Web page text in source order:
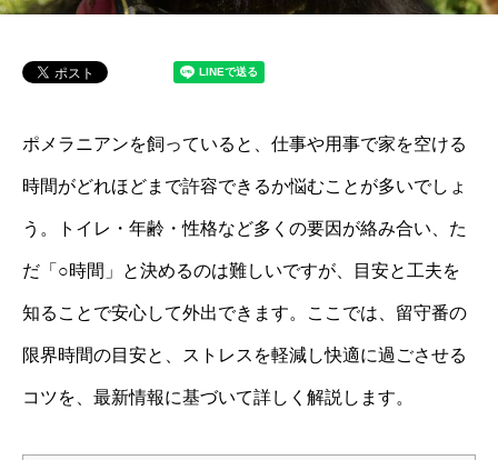
ポメラニアンを飼っていると、仕事や用事で家を空ける
時間がどれほどまで許容できるか悩むことが多いでしょ
う。トイレ・年齢・性格など多くの要因が絡み合い、た
だ「○時間」と決めるのは難しいですが、目安と工夫を
知ることで安心して外出できます。ここでは、留守番の
限界時間の目安と、ストレスを軽減し快適に過ごさせる
コツを、最新情報に基づいて詳しく解説します。